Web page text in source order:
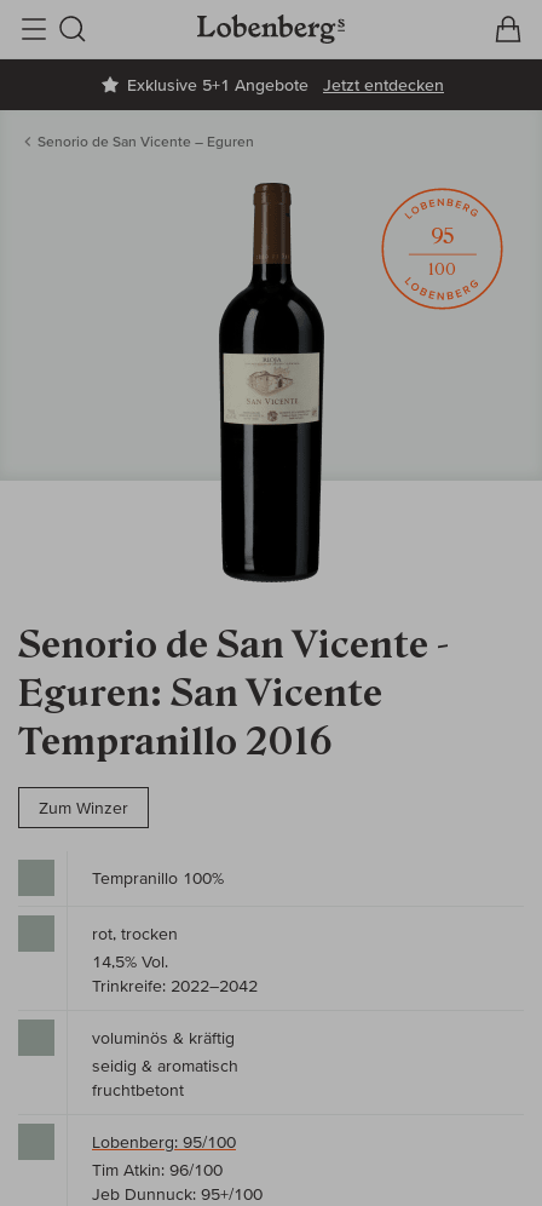
Exklusive 5+1 Angebote Jetzt entdecken
Suche
Senorio de San Vicente – Eguren
Senorio de San Vicente -
Eguren: San Vicente
Tempranillo 2016
Zum Winzer
95
100
Tempranillo 100%
rot, trocken
14,5% Vol.
Trinkreife: 2022–2042
voluminös & kräftig
seidig & aromatisch
fruchtbetont
Lobenberg: 95/100
Tim Atkin: 96/100
Jeb Dunnuck: 95+/100